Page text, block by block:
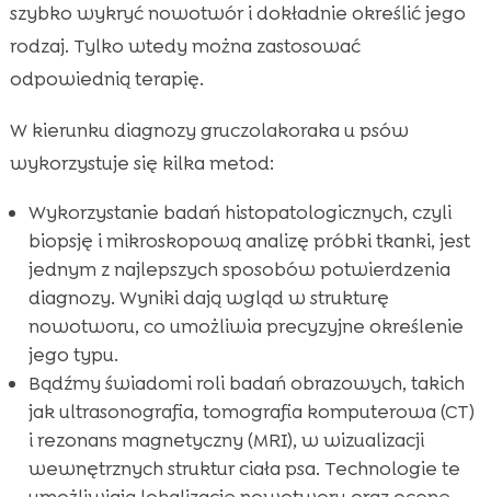
szybko wykryć nowotwór i dokładnie określić jego
rodzaj. Tylko wtedy można zastosować
odpowiednią terapię.
W kierunku diagnozy gruczolakoraka u psów
wykorzystuje się kilka metod:
Wykorzystanie badań histopatologicznych, czyli
biopsję i mikroskopową analizę próbki tkanki, jest
jednym z najlepszych sposobów potwierdzenia
diagnozy. Wyniki dają wgląd w strukturę
nowotworu, co umożliwia precyzyjne określenie
jego typu.
Bądźmy świadomi roli badań obrazowych, takich
jak ultrasonografia, tomografia komputerowa (CT)
i rezonans magnetyczny (MRI), w wizualizacji
wewnętrznych struktur ciała psa. Technologie te